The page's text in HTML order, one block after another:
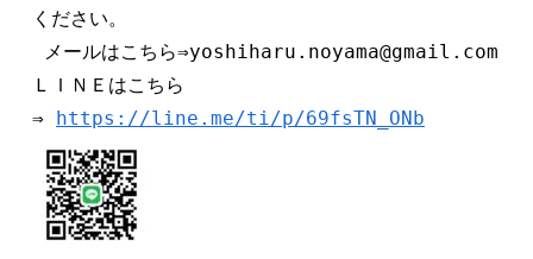
ください。
ＬＩＮＥはこちら
⇒ https://line.me/ti/p/69fsTN_ONb